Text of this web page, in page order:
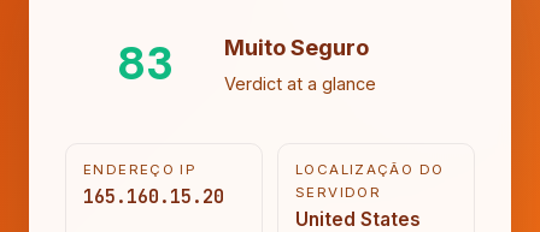
83 Muito Seguro
Verdict at a glance
ENDEREÇO IP
165.160.15.20
LOCALIZAÇÃO DO
SERVIDOR
United States